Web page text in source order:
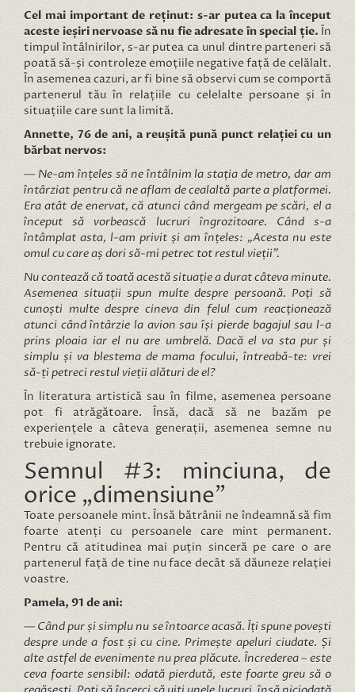
Cel mai important de reținut: s-ar putea ca la început
aceste ieșiri nervoase să nu fie adresate în special ție. În
timpul întâlnirilor, s-ar putea ca unul dintre parteneri să
poată să-și controleze emoțiile negative față de celălalt.
În asemenea cazuri, ar fi bine să observi cum se comportă
partenerul tău în relațiile cu celelalte persoane și în
situațiile care sunt la limită.
Annette, 76 de ani, a reușită pună punct relației cu un
bărbat nervos:
— Ne-am înțeles să ne întâlnim la stația de metro, dar am
întârziat pentru că ne aflam de cealaltă parte a platformei.
Era atât de enervat, că atunci când mergeam pe scări, el a
început să vorbească lucruri îngrozitoare. Când s-a
întâmplat asta, l-am privit și am înțeles: „Acesta nu este
omul cu care aș dori să-mi petrec tot restul vieții”.
Nu contează că toată acestă situație a durat câteva minute.
Asemenea situații spun multe despre persoană. Poți să
cunoști multe despre cineva din felul cum reacționează
atunci când întârzie la avion sau își pierde bagajul sau l-a
prins ploaia iar el nu are umbrelă. Dacă el va sta pur și
simplu și va blestema de mama focului, întreabă-te: vrei
să-ți petreci restul vieții alături de el?
În literatura artistică sau în filme, asemenea persoane
pot fi atrăgătoare. Însă, dacă să ne bazăm pe
experiențele a câteva generații, asemenea semne nu
trebuie ignorate.
Semnul #3: minciuna, de
orice „dimensiune”
Toate persoanele mint. Însă bătrânii ne îndeamnă să fim
foarte atenți cu persoanele care mint permanent.
Pentru că atitudinea mai puțin sinceră pe care o are
partenerul față de tine nu face decât să dăuneze relației
voastre.
Pamela, 91 de ani:
— Când pur și simplu nu se întoarce acasă. Îți spune povești
despre unde a fost și cu cine. Primește apeluri ciudate. Și
alte astfel de evenimente nu prea plăcute. Încrederea – este
ceva foarte sensibil: odată pierdută, este foarte greu să o